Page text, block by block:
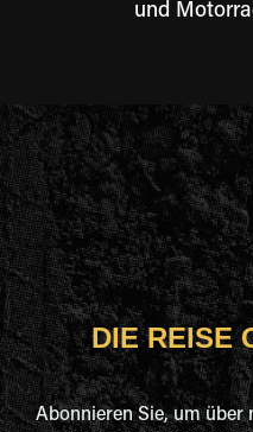
und
DIE REISE
Abonnieren Sie, um über